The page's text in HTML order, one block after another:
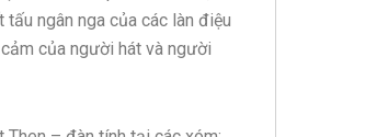
ngân nga của các làn điệu
của người hát và người